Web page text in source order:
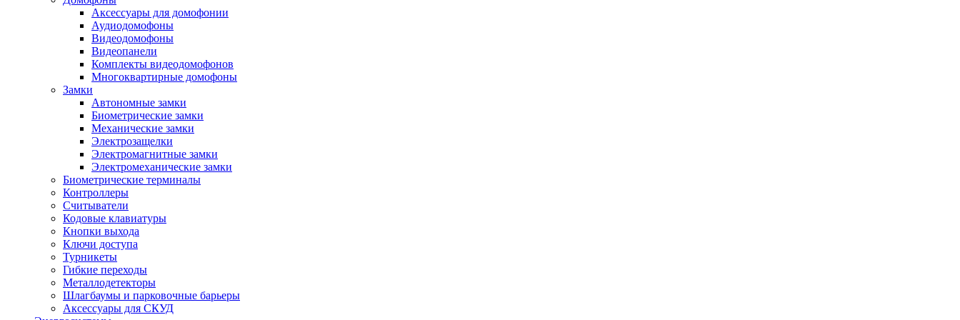
Аксессуары для домофонии
Аудиодомофоны
Видеодомофоны
Видеопанели
Комплекты видеодомофонов
Многоквартирные домофоны
Замки
Автономные замки
Биометрические замки
Механические замки
Электрозащелки
Электромагнитные замки
Электромеханические замки
Биометрические терминалы
Контроллеры
Считыватели
Кодовые клавиатуры
Кнопки выхода
Ключи доступа
Турникеты
Гибкие переходы
Металлодетекторы
Шлагбаумы и парковочные барьеры
Аксессуары для СКУД